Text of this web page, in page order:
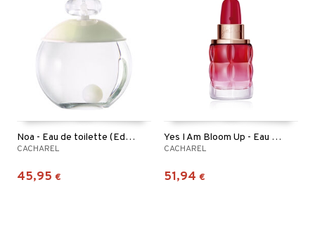
Noa - Eau de toilette (Edt) Spray
CACHAREL
45,95 €
Yes I Am Bloom Up - Eau de parfum
CACHAREL
51,94 €